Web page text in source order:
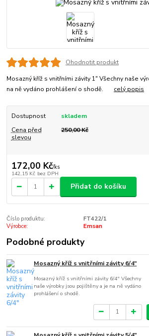
Ohodnotit produkt
Mosazný kříž s vnitřními závity 1" Všechny naše
na ně vydáno prohlášení o shodě. celý popis
Dostupnost
skladem
Cena před
slevou
250,00 Kč
172,00 Kč/ks
142,15 Kč bez DPH
Přidat do košíku
Číslo produktu:
FT422/1
Výrobce:
Emsan
Podobné produkty
Mosazný kříž s vnitřními závity 6/4"
Mosazný kříž s vnitřními závity 6/4" Všechny
naše výrobky jsou pojištěny a je na ně vydáno
prohlášení o shodě.